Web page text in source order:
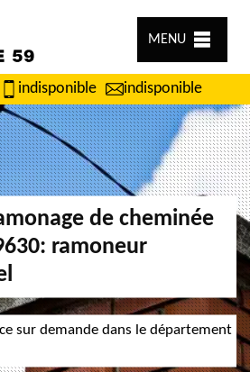
MENU
indisponible indisponible
de cheminée
ramoneur
sur demande dans le département